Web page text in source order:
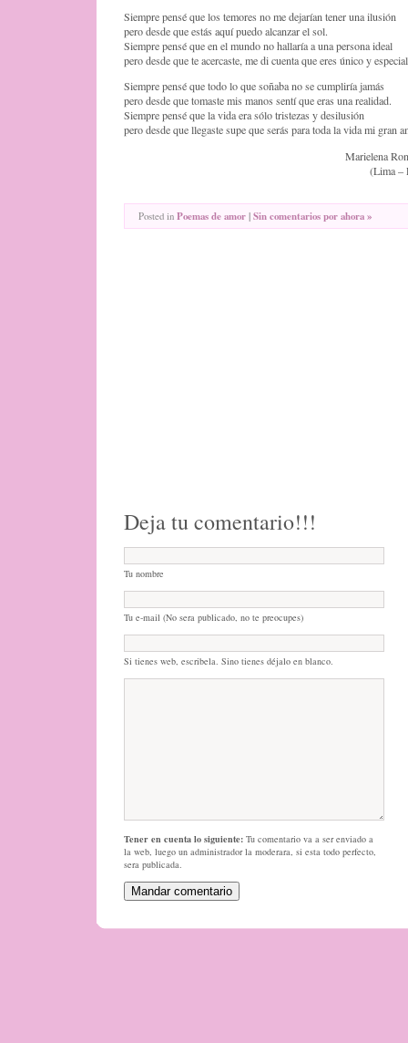
Siempre pensé que los temores no me dejarían tener una ilusión
pero desde que estás aquí puedo alcanzar el sol.
Siempre pensé que en el mundo no hallaría a una persona ideal
pero desde que te acercaste, me di cuenta que eres único y
Siempre pensé que todo lo que soñaba no se cumpliría jamás
pero desde que tomaste mis manos sentí que eras una realidad.
Siempre pensé que la vida era sólo tristezas y desilusión
pero desde que llegaste supe que serás para toda la vida mi gran
Marielena
(Lima –
Posted in Poemas de amor|Sin comentarios por ahora »
Deja tu comentario!!!
Tu nombre
Tu e-mail (No sera publicado, no te preocupes)
Si tienes web, escribela. Sino tienes déjalo en blanco.
Tener en cuenta lo siguiente: Tu comentario va a ser enviado a
la web, luego un administrador la moderara, si esta todo perfecto,
sera publicada.